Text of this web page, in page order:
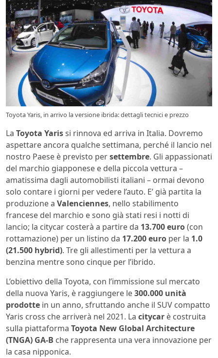
Toyota Yaris, in arrivo la versione ibrida: dettagli tecnici e prezzo
La Toyota Yarissi rinnova ed arriva in Italia. Dovremo
aspettare ancora qualche settimana, perché il lancio nel
nostro Paese è previsto persettembre. Gli appassionati
del marchio giapponese e della piccola vettura –
amatissima dagli automobilisti italiani – ormai devono
solo contare i giorni per vedere l’auto. E’ già partita la
produzione a Valenciennes, nello stabilimento
francese del marchio e sono già stati resi i notti di
lancio; la citycar costerà a partire da 13.700 euro(con
rottamazione) per un listino da 17.200 euro per la 1.0
(21.500 hybrid). Tre gli allestimenti per la vettura a
benzina mentre sono cinque per l’ibrido.
L’obiettivo della Toyota, con l’immissione sul mercato
della nuova Yaris, è raggiungere le300.000 unità
prodotte in un anno, sfruttando anche il SUV compatto
Yaris cross che arriverà nel 2021. La citycar è costruita
sulla piattaforma Toyota New Global Architecture
(TNGA) GA-B che rappresenta una vera innovazione per
la casa nipponica.